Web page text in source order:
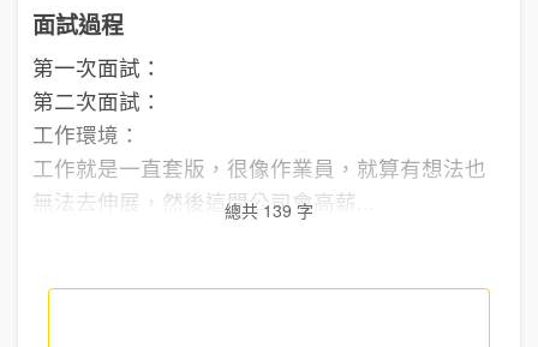
面試過程
第一次面試：
第二次面試：
工作環境：
工作就是一直套版，很像作業員，就算有想法也
無法去伸展，然後這間公司會高薪...
總共 139 字